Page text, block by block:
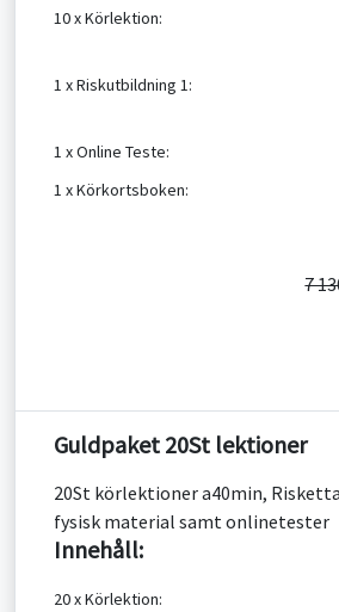
10 x Körlektion:
1 x Riskutbildning 1:
1 x Online Teste:
1 x Körkortsboken:
7
Guldpaket 20St lektioner
20St körlektioner a40min,
fysisk material samt onlinetester
Innehåll:
20 x Körlektion: